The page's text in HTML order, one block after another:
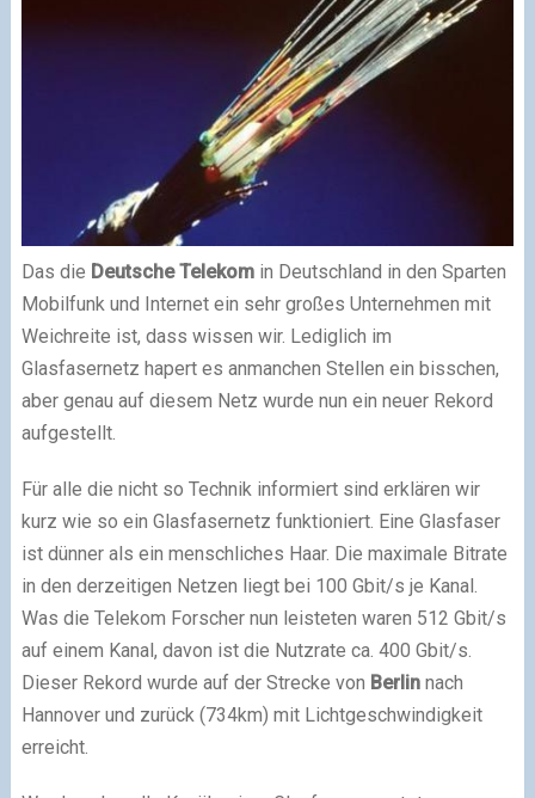
Das die Deutsche Telekomin Deutschland in den Sparten
Mobilfunk und Internet ein sehr großes Unternehmen mit
Weichreite ist, dass wissen wir. Lediglich im
Glasfasernetz hapert es anmanchen Stellen ein bisschen,
aber genau auf diesem Netz wurde nun ein neuer Rekord
aufgestellt.
Für alle die nicht so Technik informiert sind erklären wir
kurz wie so ein Glasfasernetz funktioniert. Eine Glasfaser
ist dünner als ein menschliches Haar. Die maximale Bitrate
in den derzeitigen Netzen liegt bei 100 Gbit/s je Kanal.
Was die Telekom Forscher nun leisteten waren 512 Gbit/s
auf einem Kanal, davon ist die Nutzrate ca. 400 Gbit/s.
Dieser Rekord wurde auf der Strecke von Berlinnach
Hannover und zurück (734km) mit Lichtgeschwindigkeit
erreicht.